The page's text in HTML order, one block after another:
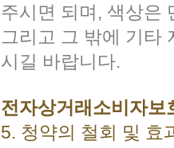
주시면 되며, 색상은
그리고 그 밖에 기타
시길 바랍니다.
전자상거래소비자보
5. 청약의 철회 및 효